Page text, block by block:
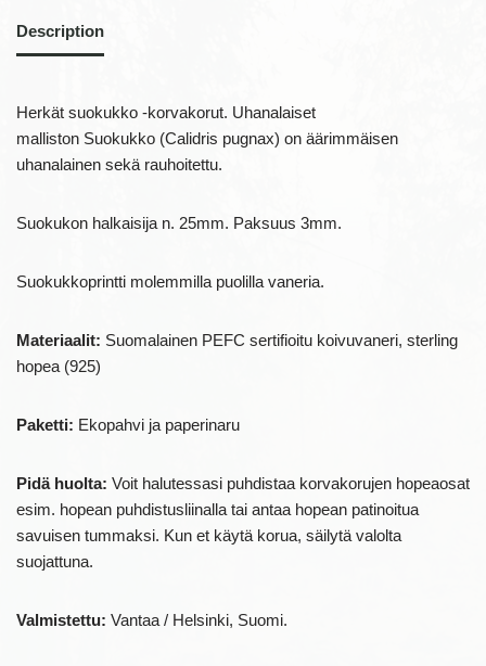
Description
Herkät suokukko -korvakorut. Uhanalaiset
malliston Suokukko (Calidris pugnax) on äärimmäisen
uhanalainen sekä rauhoitettu.
Suokukon halkaisija n. 25mm. Paksuus 3mm.
Suokukkoprintti molemmilla puolilla vaneria.
Materiaalit: Suomalainen PEFC sertifioitu koivuvaneri, sterling
hopea (925)
Paketti: Ekopahvi ja paperinaru
Pidä huolta: Voit halutessasi puhdistaa korvakorujen hopeaosat
esim. hopean puhdistusliinalla tai antaa hopean patinoitua
savuisen tummaksi. Kun et käytä korua, säilytä valolta
suojattuna.
Valmistettu: Vantaa / Helsinki, Suomi.